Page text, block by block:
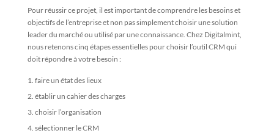
Pour réussir ce projet, il est important de comprendre les besoins et
objectifs de l’entreprise et non pas simplement choisir une solution
leader du marché ou utilisé par une connaissance. Chez Digitalmint,
nous retenons cinq étapes essentielles pour choisir l’outil CRM qui
doit répondre à votre besoin :
faire un état des lieux
établir un cahier des charges
choisir l’organisation
sélectionner le CRM